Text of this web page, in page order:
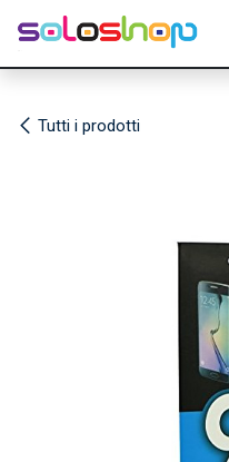
Passa al contenuto
Tutti i prodotti